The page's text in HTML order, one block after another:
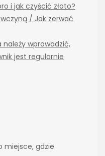
i jak czyścić złoto?
/ Jak zerwać
należy wprowadzić,
jest regularnie
miejsce, gdzie